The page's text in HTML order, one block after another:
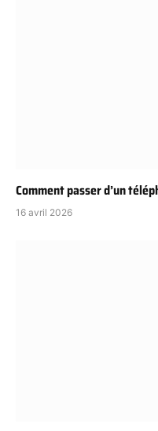
Comment passer d’un
16 avril 2026